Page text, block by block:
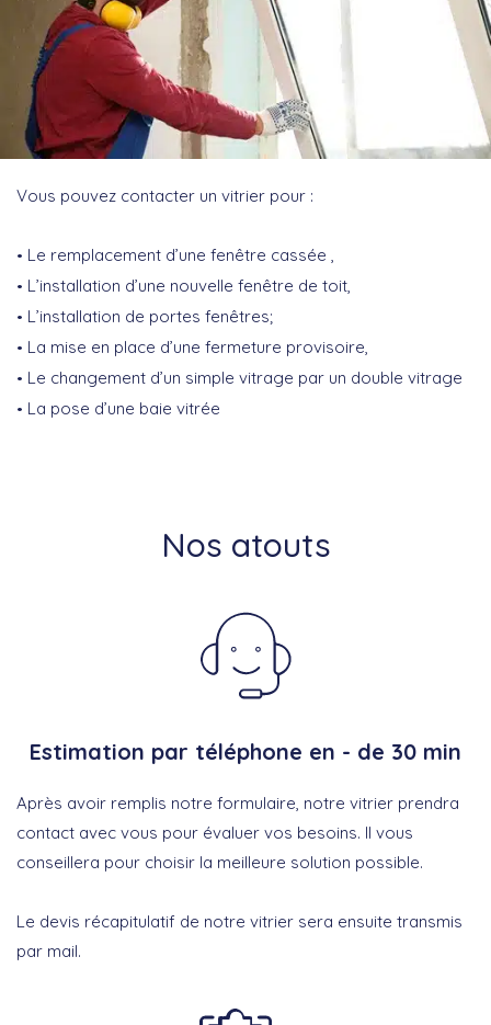
Vous pouvez contacter un vitrier pour :
Le remplacement d’une fenêtre cassée ,
L’installation d’une nouvelle fenêtre de toit,
L’installation de portes fenêtres;
La mise en place d’une fermeture provisoire,
Le changement d’un simple vitrage par un double vitrage
La pose d’une baie vitrée
Nos atouts
Estimation par téléphone en - de 30 min
Après avoir remplis notre formulaire, notre vitrier prendra
contact avec vous pour évaluer vos besoins. Il vous
conseillera pour choisir la meilleure solution possible.
Le devis récapitulatif de notre vitrier sera ensuite transmis
par mail.